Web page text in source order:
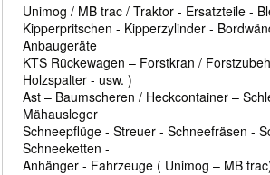
Unimog / MB trac / Traktor - Ersatzteile -
Kipperpritschen - Kipperzylinder -
Anbaugeräte
KTS Rückewagen – Forstkran /
Holzspalter - usw. )
Ast – Baumscheren / Heckcontainer –
Mähausleger
Schneepflüge - Streuer - Schneefräsen -
Schneeketten -
Anhänger - Fahrzeuge ( Unimog – MB